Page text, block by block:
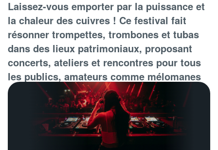
Laissez-vous emporter par la puissance et
la chaleur des cuivres ! Ce festival fait
résonner trompettes, trombones et tubas
dans des lieux patrimoniaux, proposant
concerts, ateliers et rencontres pour tous
les publics, amateurs comme mélomanes
avertis.